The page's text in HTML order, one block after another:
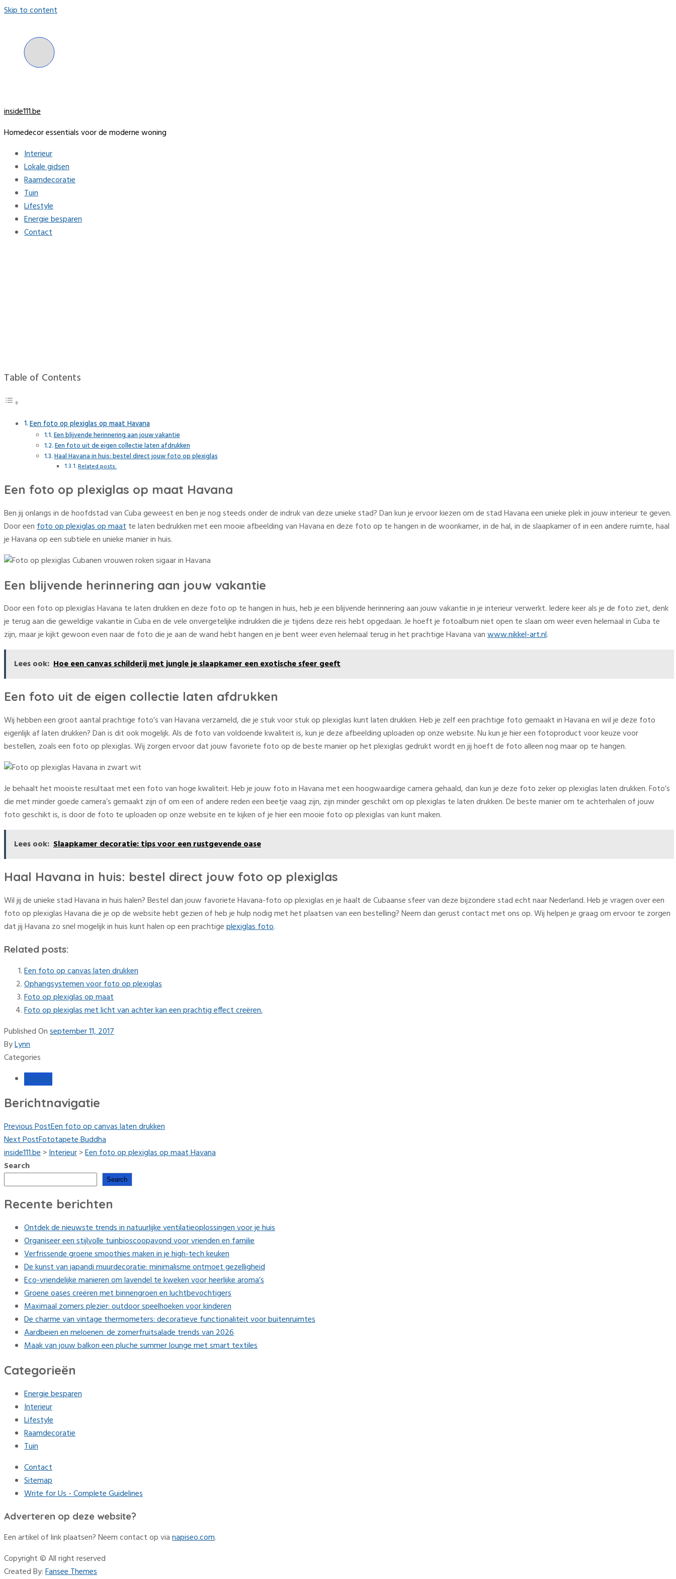
Skip to content
inside111.be
Homedecor essentials voor de moderne woning
Interieur
Lokale gidsen
Raamdecoratie
Tuin
Lifestyle
Energie besparen
Contact
Table of Contents
Een foto op plexiglas op maat Havana
Een blijvende herinnering aan jouw vakantie
Een foto uit de eigen collectie laten afdrukken
Haal Havana in huis: bestel direct jouw foto op plexiglas
Related posts:
Een foto op plexiglas op maat Havana
Ben jij onlangs in de hoofdstad van Cuba geweest en ben je nog steeds onder de indruk van deze unieke stad? Dan kun je ervoor kiezen om de stad Havana een unieke plek in jouw interieur te geven.
Door eenfoto op plexiglas op maatte laten bedrukken met een mooie afbeelding van Havana en deze foto op te hangen in de woonkamer, in de hal, in de slaapkamer of in een andere ruimte, haal
je Havana op een subtiele en unieke manier in huis.
Een blijvende herinnering aan jouw vakantie
Door een foto op plexiglas Havana te laten drukken en deze foto op te hangen in huis, heb je een blijvende herinnering aan jouw vakantie in je interieur verwerkt. Iedere keer als je de foto ziet, denk
je terug aan die geweldige vakantie in Cuba en de vele onvergetelijke indrukken die je tijdens deze reis hebt opgedaan. Je hoeft je fotoalbum niet open te slaan om weer even helemaal in Cuba te
zijn, maar je kijkt gewoon even naar de foto die je aan de wand hebt hangen en je bent weer even helemaal terug in het prachtige Havana vanwww.nikkel-art.nl.
Lees ook: Hoe een canvas schilderij met jungle je slaapkamer een exotische sfeer geeft
Een foto uit de eigen collectie laten afdrukken
Wij hebben een groot aantal prachtige foto’s van Havana verzameld, die je stuk voor stuk op plexiglas kunt laten drukken. Heb je zelf een prachtige foto gemaakt in Havana en wil je deze foto
eigenlijk af laten drukken? Dan is dit ook mogelijk. Als de foto van voldoende kwaliteit is, kun je deze afbeelding uploaden op onze website. Nu kun je hier een fotoproduct voor keuze voor
bestellen, zoals een foto op plexiglas. Wij zorgen ervoor dat jouw favoriete foto op de beste manier op het plexiglas gedrukt wordt en jij hoeft de foto alleen nog maar op te hangen.
Je behaalt het mooiste resultaat met een foto van hoge kwaliteit. Heb je jouw foto in Havana met een hoogwaardige camera gehaald, dan kun je deze foto zeker op plexiglas laten drukken. Foto’s
die met minder goede camera’s gemaakt zijn of om een of andere reden een beetje vaag zijn, zijn minder geschikt om op plexiglas te laten drukken. De beste manier om te achterhalen of jouw
foto geschikt is, is door de foto te uploaden op onze website en te kijken of je hier een mooie foto op plexiglas van kunt maken.
Lees ook: Slaapkamer decoratie: tips voor een rustgevende oase
Haal Havana in huis: bestel direct jouw foto op plexiglas
Wil jij de unieke stad Havana in huis halen? Bestel dan jouw favoriete Havana-foto op plexiglas en je haalt de Cubaanse sfeer van deze bijzondere stad echt naar Nederland. Heb je vragen over een
foto op plexiglas Havana die je op de website hebt gezien of heb je hulp nodig met het plaatsen van een bestelling? Neem dan gerust contact met ons op. Wij helpen je graag om ervoor te zorgen
dat jij Havana zo snel mogelijk in huis kunt halen op een prachtigeplexiglas foto.
Related posts:
Een foto op canvas laten drukken
Ophangsystemen voor foto op plexiglas
Foto op plexiglas op maat
Foto op plexiglas met licht van achter kan een prachtig effect creëren.
Published Onseptember 11, 2017
ByLynn
Categories
Interieur
Berichtnavigatie
Previous PostEen foto op canvas laten drukken
Next PostFototapete Buddha
inside111.be>Interieur>Een foto op plexiglas op maat Havana
Search
Search
Recente berichten
Ontdek de nieuwste trends in natuurlijke ventilatieoplossingen voor je huis
Organiseer een stijlvolle tuinbioscoopavond voor vrienden en familie
Verfrissende groene smoothies maken in je high-tech keuken
De kunst van japandi muurdecoratie: minimalisme ontmoet gezelligheid
Eco-vriendelijke manieren om lavendel te kweken voor heerlijke aroma’s
Groene oases creëren met binnengroen en luchtbevochtigers
Maximaal zomers plezier: outdoor speelhoeken voor kinderen
De charme van vintage thermometers: decoratieve functionaliteit voor buitenruimtes
Aardbeien en meloenen: de zomerfruitsalade trends van 2026
Maak van jouw balkon een pluche summer lounge met smart textiles
Categorieën
Energie besparen
Interieur
Lifestyle
Raamdecoratie
Tuin
Contact
Sitemap
Write for Us - Complete Guidelines
Adverteren op deze website?
Een artikel of link plaatsen? Neem contact op vianapiseo.com.
Copyright © All right reserved
Created By:Fansee Themes